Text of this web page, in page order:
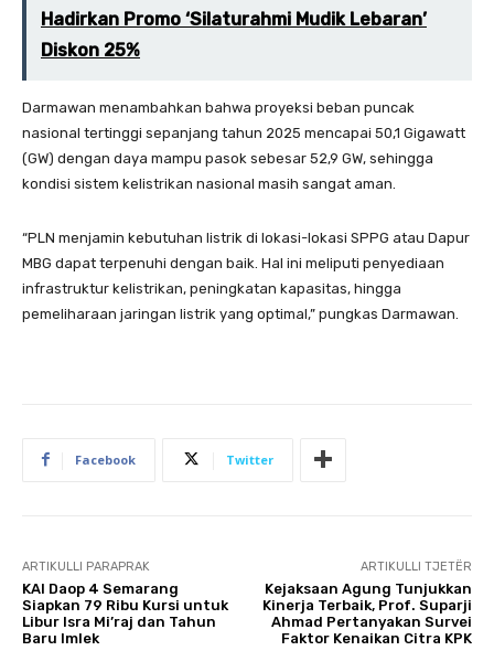
Hadirkan Promo ‘Silaturahmi Mudik Lebaran’
Diskon 25%
Darmawan menambahkan bahwa proyeksi beban puncak
nasional tertinggi sepanjang tahun 2025 mencapai 50,1 Gigawatt
(GW) dengan daya mampu pasok sebesar 52,9 GW, sehingga
kondisi sistem kelistrikan nasional masih sangat aman.
“PLN menjamin kebutuhan listrik di lokasi-lokasi SPPG atau Dapur
MBG dapat terpenuhi dengan baik. Hal ini meliputi penyediaan
infrastruktur kelistrikan, peningkatan kapasitas, hingga
pemeliharaan jaringan listrik yang optimal,” pungkas Darmawan.
Facebook Twitter
ARTIKULLI PARAPRAK
KAI Daop 4 Semarang
Siapkan 79 Ribu Kursi untuk
Libur Isra Mi’raj dan Tahun
Baru Imlek
ARTIKULLI TJETËR
Kejaksaan Agung Tunjukkan
Kinerja Terbaik, Prof. Suparji
Ahmad Pertanyakan Survei
Faktor Kenaikan Citra KPK